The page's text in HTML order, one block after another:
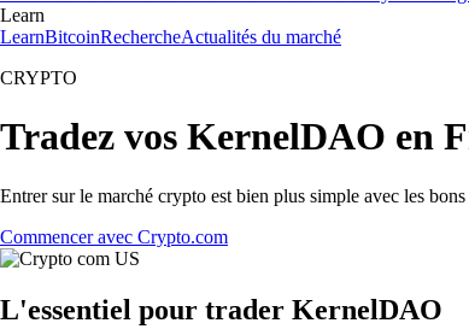
Learn
LearnBitcoinRechercheActualités du marché
CRYPTO
Tradez vos KernelDAO en
Entrer sur le marché crypto est bien plus simple avec les
Commencer avec Crypto.com
L'essentiel pour trader KernelDAO